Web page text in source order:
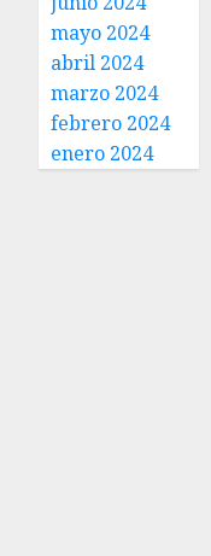
mayo 2024
abril 2024
marzo 2024
febrero 2024
enero 2024